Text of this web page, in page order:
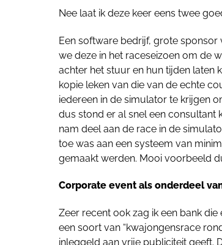
Nee laat ik deze keer eens twee
Een software bedrijf, grote sponsor
we deze in het raceseizoen om de
achter het stuur en hun tijden laten
kopie leken van die van de echte
iedereen in de simulator te krijgen
dus stond er al snel een consultant
nam deel aan de race in de
toe was aan een systeem van
gemaakt werden. Mooi voorbeeld
Corporate event als onderdeel
Zeer recent ook zag ik een bank
een soort van “kwajongensrace
inleggeld aan vrije publiciteit geeft.